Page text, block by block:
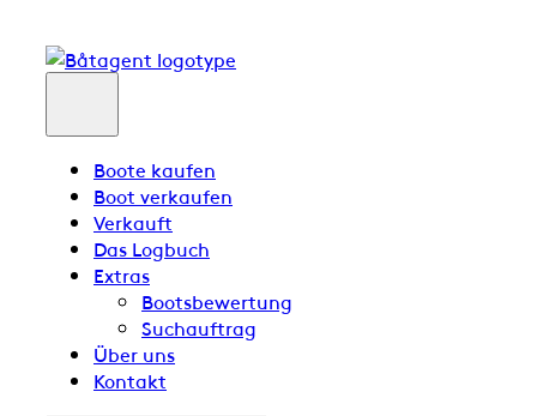
Boote kaufen
Boot verkaufen
Verkauft
Das Logbuch
Extras
Bootsbewertung
Suchauftrag
Über uns
Kontakt